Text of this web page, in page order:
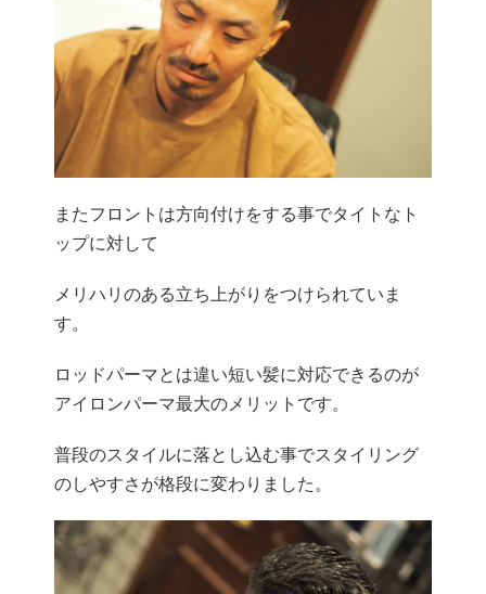
またフロントは方向付けをする事でタイトなト
ップに対して
メリハリのある立ち上がりをつけられていま
す。
ロッドパーマとは違い短い髪に対応できるのが
アイロンパーマ最大のメリットです。
普段のスタイルに落とし込む事でスタイリング
のしやすさが格段に変わりました。